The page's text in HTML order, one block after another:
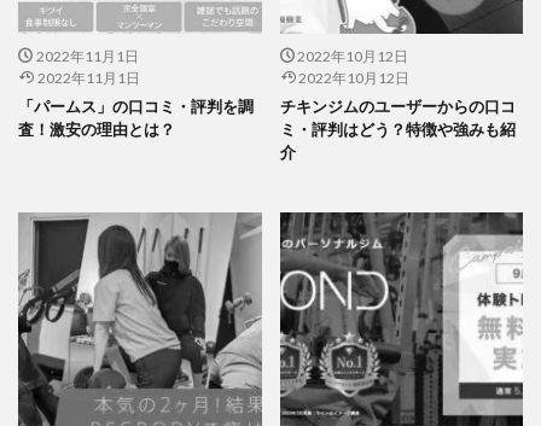
2022年11月1日
2022年11月1日
「パームス」の口コミ・評判を調
査！激安の理由とは？
2022年10月12日
2022年10月12日
チキンジムのユーザーからの口コ
ミ・評判はどう？特徴や強みも紹
介